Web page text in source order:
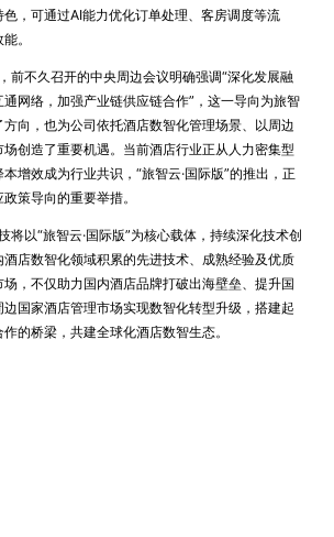
，可通过AI能力优化订单处理、客房调度等流
。
不久召开的中央周边会议明确强调“深化发展融
网络，加强产业链供应链合作”，这一导向为旅智
向，也为公司依托酒店数智化管理场景、以周边
创造了重要机遇。当前酒店行业正从人力密集型
增效成为行业共识，“旅智云·国际版”的推出，正
策导向的重要举措。
以“旅智云·国际版”为核心载体，持续深化技术创
店数智化领域积累的先进技术、成熟经验及优质
，不仅助力国内酒店品牌打破出海壁垒、提升国
国家酒店管理市场实现数智化转型升级，搭建起
的桥梁，共建全球化酒店数智生态。